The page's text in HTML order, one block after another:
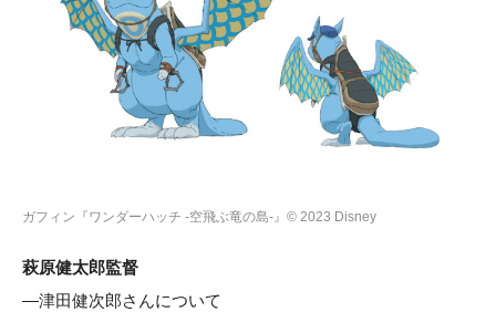
ガフィン『ワンダーハッチ -空飛ぶ竜の島-』© 2023 Disney
萩原健太郎監督
—津田健次郎さんについて